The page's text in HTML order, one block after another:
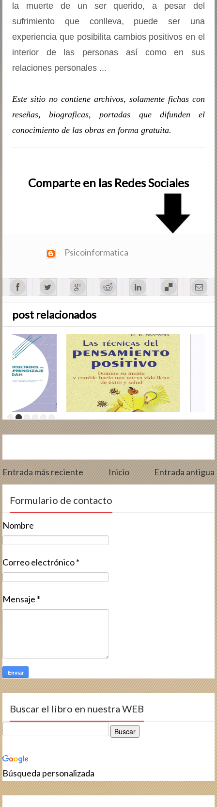
la muerte de un ser querido, a pesar del
sufrimiento que conlleva, puede ser una
experiencia que posibilita cambios positivos en el
interior de las personas así como en sus
relaciones personales ...
Este sitio no contiene archivos, solamente fichas con
reseñas, biografic­as, portadas que difunden el
conocimiento de las obras en forma gratuita.
Comparte en las Redes Sociales
Psicoinformatica
post relacionados
Entrada más reciente Inicio Entrada antigua
Formulario de contacto
Nombre
Correo electrónico*
Mensaje *
Buscar el libro en nuestra WEB
Búsqueda personalizada